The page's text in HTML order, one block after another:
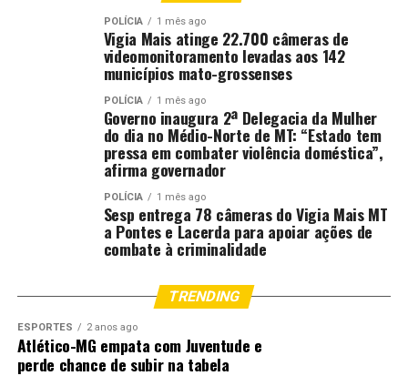
Motoristas do transporte escolar da rede municipal
participam de ação orientativa sobre o trânsito
Aulas do Projeto Bombeiros do Futuro começam em
POLÍCIA 1 mês ago
Vigia Mais atinge 22.700 câmeras de
videomonitoramento levadas aos 142
municípios mato-grossenses
POLÍCIA 1 mês ago
Governo inaugura 2ª Delegacia da Mulher
do dia no Médio-Norte de MT: “Estado tem
pressa em combater violência doméstica”,
afirma governador
POLÍCIA 1 mês ago
Sesp entrega 78 câmeras do Vigia Mais MT
a Pontes e Lacerda para apoiar ações de
combate à criminalidade
TRENDING
ESPORTES 2 anos ago
Atlético-MG empata com Juventude e
perde chance de subir na tabela